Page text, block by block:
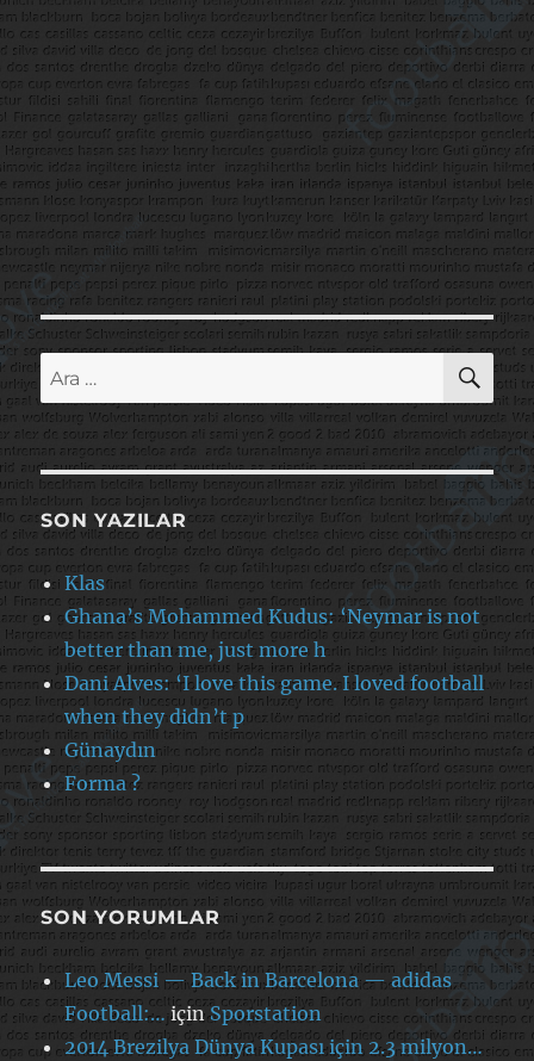
Ara:
SON YAZILAR
Klas
Ghana’s Mohammed Kudus: ‘Neymar is not
better than me, just more h
Dani Alves: ‘I love this game. I loved football
when they didn’t p
Günaydın
Forma ?
SON YORUMLAR
Leo Messi — Back in Barcelona — adidas
Football:… içinSporstation
2014 Brezilya Dünya Kupası için 2.3 milyon…